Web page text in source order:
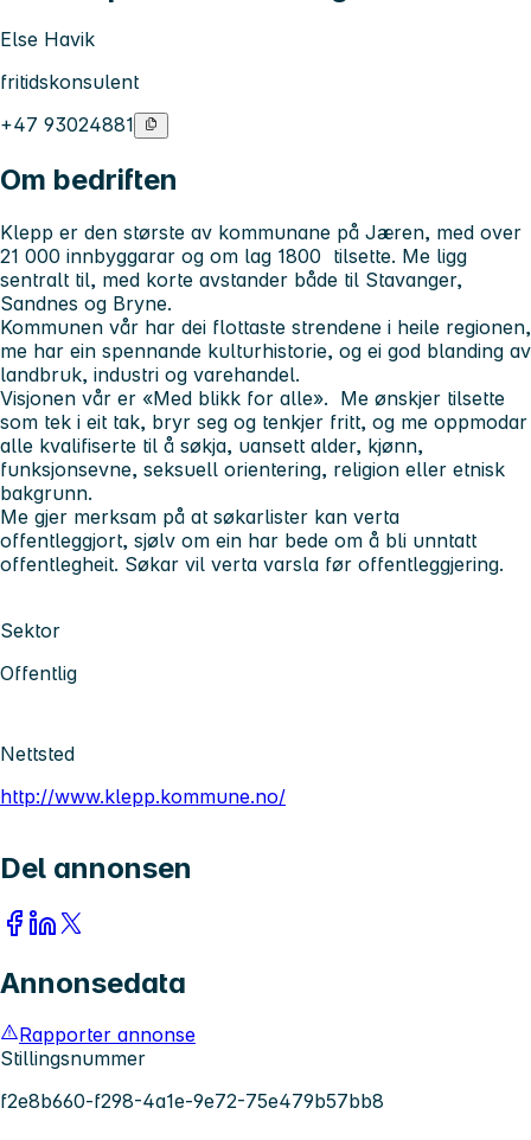
Else Havik
fritidskonsulent
+47 93024881
Om bedriften
Klepp er den største av kommunane på Jæren, med over
21 000 innbyggarar og om lag 1800 tilsette. Me ligg
sentralt til, med korte avstander både til Stavanger,
Sandnes og Bryne.
Kommunen vår har dei flottaste strendene i heile regionen,
me har ein spennande kulturhistorie, og ei god blanding av
landbruk, industri og varehandel.
Visjonen vår er «Med blikk for alle». Me ønskjer tilsette
som tek i eit tak, bryr seg og tenkjer fritt, og me oppmodar
alle kvalifiserte til å søkja, uansett alder, kjønn,
funksjonsevne, seksuell orientering, religion eller etnisk
bakgrunn.
Me gjer merksam på at søkarlister kan verta
offentleggjort, sjølv om ein har bede om å bli unntatt
offentlegheit. Søkar vil verta varsla før offentleggjering.
Sektor
Offentlig
Nettsted
http://www.klepp.kommune.no/
Del annonsen
Annonsedata
Rapporter annonse
Stillingsnummer
f2e8b660-f298-4a1e-9e72-75e479b57bb8